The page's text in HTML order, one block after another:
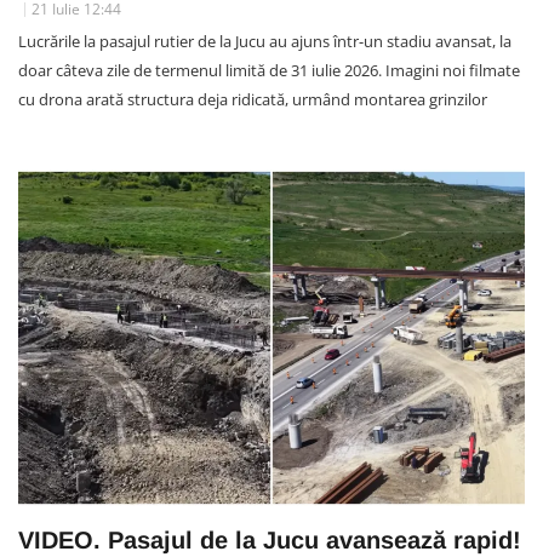
21 Iulie 12:44
Lucrările la pasajul rutier de la Jucu au ajuns într-un stadiu avansat, la
doar câteva zile de termenul limită de 31 iulie 2026. Imagini noi filmate
cu drona arată structura deja ridicată, urmând montarea grinzilor
VIDEO. Pasajul de la Jucu avansează rapid!